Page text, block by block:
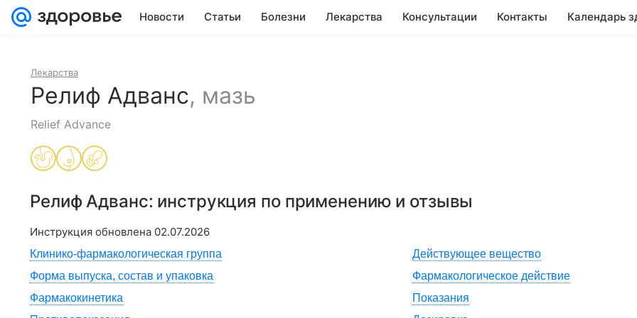
Новости Статьи Болезни Лекарства Консультации Контакты Календарь
Лекарства
Релиф Адванс, мазь
Relief Advance
Релиф Адванс: инструкция по применению и отзывы
Инструкция обновлена 02.07.2026
Клинико-фармакологическая группа
Действующее вещество
Форма выпуска, состав и упаковка
Фармакологическое действие
Фармакокинетика
Показания